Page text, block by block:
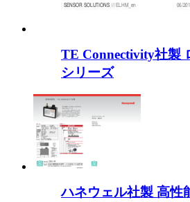
TE Connectivity社製
シリーズ
ハネウェル社製 高性